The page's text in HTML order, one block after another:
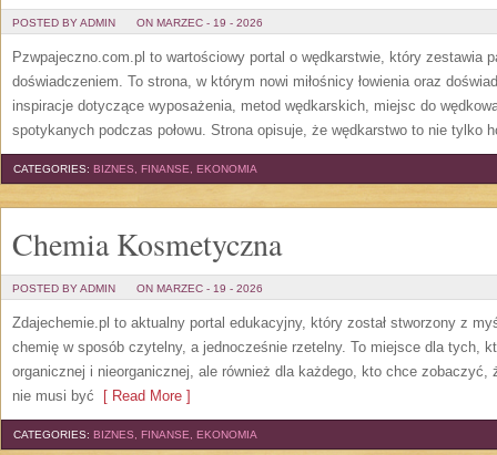
POSTED BY ADMIN ON MARZEC - 19 - 2026
Pzwpajeczno.com.pl to wartościowy portal o wędkarstwie, który zestawia
doświadczeniem. To strona, w którym nowi miłośnicy łowienia oraz
inspiracje dotyczące wyposażenia, metod wędkarskich, miejsc do
spotykanych podczas połowu. Strona opisuje, że wędkarstwo to nie tylko
CATEGORIES: BIZNES, FINANSE, EKONOMIA
Chemia Kosmetyczna
POSTED BY ADMIN ON MARZEC - 19 - 2026
Zdajechemie.pl to aktualny portal edukacyjny, który został stworzony z
chemię w sposób czytelny, a jednocześnie rzetelny. To miejsce dla tych,
organicznej i nieorganicznej, ale również dla każdego, kto chce
nie musi być [ Read More ]
CATEGORIES: BIZNES, FINANSE, EKONOMIA